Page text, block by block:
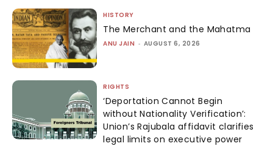
HISTORY
The Merchant and the Mahatma
ANU JAIN - AUGUST 6, 2026
RIGHTS
‘Deportation Cannot Begin
without Nationality Verification’:
Union’s Rajubala affidavit clarifies
legal limits on executive power